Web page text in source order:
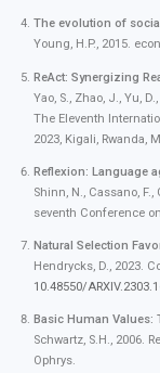
The evolution of
Young, H.P., 2015.
ReAct: Synergizing
Yao, S., Zhao, J., Yu,
The Eleventh
2023, Kigali, Rwanda,
Reflexion: Language
Shinn, N., Cassano,
seventh Conference
Natural Selection
Hendrycks, D., 2023.
10.48550/
Basic Human
Schwartz, S.H., 2006.
Ophrys.